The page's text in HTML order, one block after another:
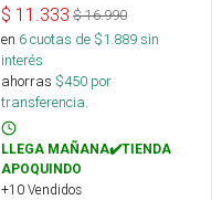
$ 11.333 $16.990
en 6cuotas de $1.889sin
interés
ahorras $450 por
transferencia.
LLEGA MAÑANA✔️TIENDA
APOQUINDO
+10 Vendidos